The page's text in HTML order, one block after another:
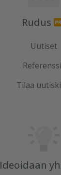
Rudus
Uutiset
Tilaa
Ideoidaan